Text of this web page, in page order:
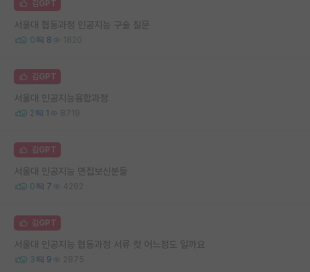
김GPT
서울대 협동과정 인공지능 구술 질문
0 8 1820
김GPT
서울대 인공지능융합과정
2 1 8719
김GPT
서울대 인공지능 면접보신분들
0 7 4262
김GPT
서울대 인공지능 협동과정 서류 컷 어느정도 일까요
3 9 2875